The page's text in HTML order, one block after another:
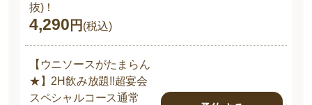
抜)！
4,290 円 (税込)
【ウニソースがたまらん
★】2H飲み放題!!超宴会
スペシャルコース通常